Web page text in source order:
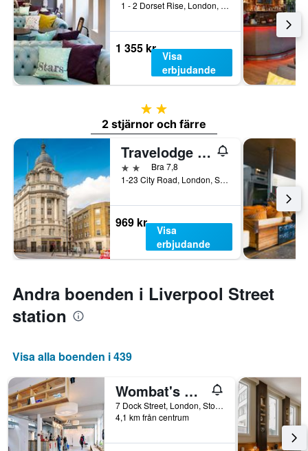
1 - 2 Dorset Rise, London, Storbritannien
1 355 kr
Visa
erbjudande
2 stjärnor
2 stjärnor och färre
Travelodge London City Road
2 stjärnorBra 7,8
1-23 City Road, London, Storbritannien
969 kr
Visa
erbjudande
Andra boenden i Liverpool Street
station
Visa alla boenden i 439
Wombat's City Hostel London
7 Dock Street, London, Storbritannien
4,1 km från centrum